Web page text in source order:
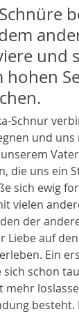
und
hohen
Schnur
und
die uns ein
sich ewig
vielen
der
Liebe auf
Ein
schon